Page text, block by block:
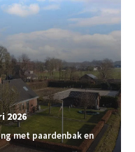
2026
met paardenbak en